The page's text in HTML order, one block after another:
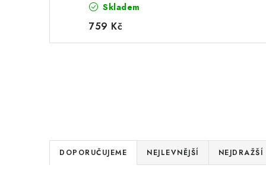
Skladem
759 Kč
Ř
a
DOPORUČUJEME NEJLEVNĚJŠÍ NEJDRAŽŠÍ